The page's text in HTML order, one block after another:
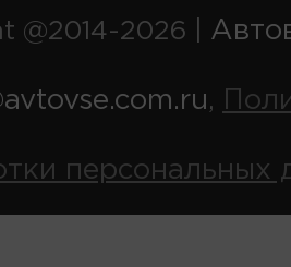
@2014-2026 |
,
персональных